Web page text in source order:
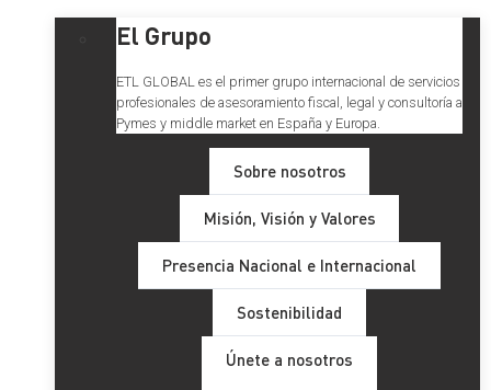
El Grupo
ETL GLOBAL es el primer grupo internacional de servicios
profesionales de asesoramiento fiscal, legal y consultoría a
Pymes y middle market en España y Europa.
Sobre nosotros
Misión, Visión y Valores
Presencia Nacional e Internacional
Sostenibilidad
Únete a nosotros